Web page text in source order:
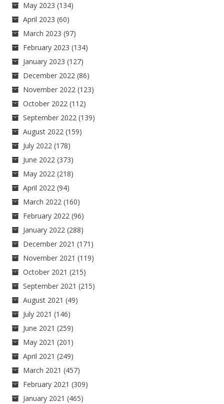
May 2023 (134)
April 2023 (60)
March 2023 (97)
February 2023 (134)
January 2023 (127)
December 2022 (86)
November 2022 (123)
October 2022 (112)
September 2022 (139)
August 2022 (159)
July 2022 (178)
June 2022 (373)
May 2022 (218)
April 2022 (94)
March 2022 (160)
February 2022 (96)
January 2022 (288)
December 2021 (171)
November 2021 (119)
October 2021 (215)
September 2021 (215)
August 2021 (49)
July 2021 (146)
June 2021 (259)
May 2021 (201)
April 2021 (249)
March 2021 (457)
February 2021 (309)
January 2021 (465)